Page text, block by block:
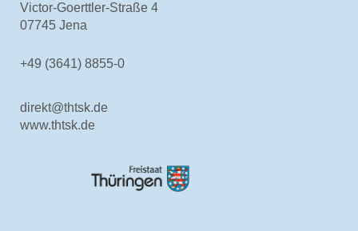
Beihilfe - Verfahren
De-minimis-Beihilfe
Victor-Goerttler-Straße 4
07745 Jena
+49 (3641) 8855-0
direkt@thtsk.de
www.thtsk.de